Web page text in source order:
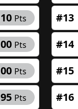
Pts
Pts
Pts
95 Pts
#13
#14
#15
#16